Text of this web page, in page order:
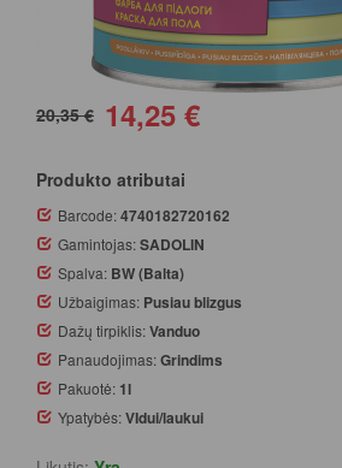
20,35 € 14,25 €
Produkto atributai
Barcode:4740182720162
Gamintojas:SADOLIN
Spalva: BW (Balta)
Užbaigimas: Pusiau blizgus
Dažų tirpiklis:Vanduo
Panaudojimas:Grindims
Pakuotė: 1l
Ypatybės:VIdui/laukui